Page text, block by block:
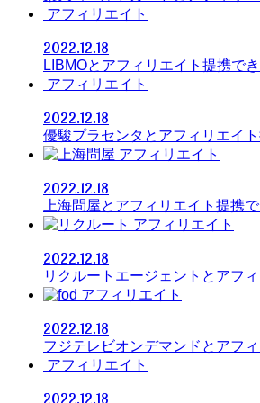
アフィリエイト
2022.12.18
LIBMOとアフィリエイト提携で
アフィリエイト
2022.12.18
優駿プラセンタとアフィリエイ
アフィリエイト
2022.12.18
上海問屋とアフィリエイト提携
アフィリエイト
2022.12.18
リクルートエージェントとアフ
アフィリエイト
2022.12.18
フジテレビオンデマンドとアフ
アフィリエイト
2022.12.18